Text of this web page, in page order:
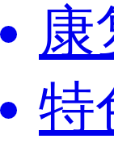
康
特